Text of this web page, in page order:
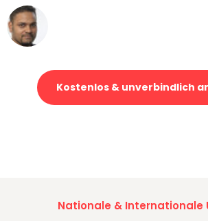
Kostenlos & unverbindlich
Nationale & Internationale